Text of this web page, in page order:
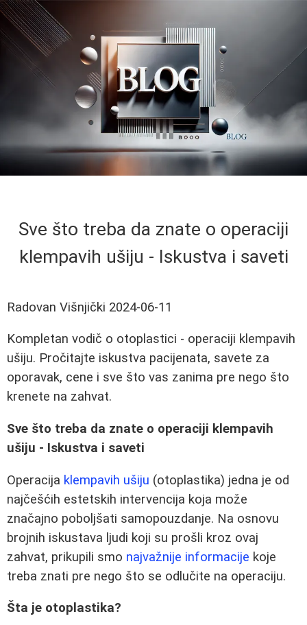
Sve što treba da znate o operaciji
klempavih ušiju - Iskustva i saveti
Radovan Višnjički 2024-06-11
Kompletan vodič o otoplastici - operaciji klempavih
ušiju. Pročitajte iskustva pacijenata, savete za
oporavak, cene i sve što vas zanima pre nego što
krenete na zahvat.
Sve što treba da znate o operaciji klempavih
ušiju - Iskustva i saveti
Operacija klempavih ušiju (otoplastika) jedna je od
najčešćih estetskih intervencija koja može
značajno poboljšati samopouzdanje. Na osnovu
brojnih iskustava ljudi koji su prošli kroz ovaj
zahvat, prikupili smo najvažnije informacije koje
treba znati pre nego što se odlučite na operaciju.
Šta je otoplastika?